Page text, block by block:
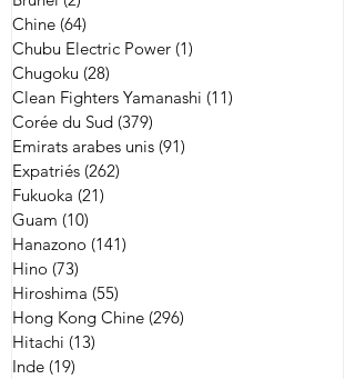
Chine (64)
Chubu Electric Power (1)
Chugoku (28)
Clean Fighters Yamanashi (11)
Corée du Sud (379)
Emirats arabes unis (91)
Expatriés (262)
Fukuoka (21)
Guam (10)
Hanazono (141)
Hino (73)
Hiroshima (55)
Hong Kong Chine (296)
Hitachi (13)
Inde (19)